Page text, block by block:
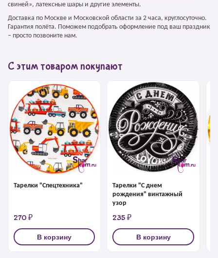
свиней», латексные шары и другие элементы.
Доставка по Москве и Московской области за 2 часа, круглосуточно.
Гарантия полёта. Поможем подобрать оформление под ваш праздник
– просто позвоните нам.
С этим товаром покупают
Тарелки "Спецтехника"
270 ₽
В корзину
Тарелки "С днем
рождения" винтажный
узор
235 ₽
В корзину